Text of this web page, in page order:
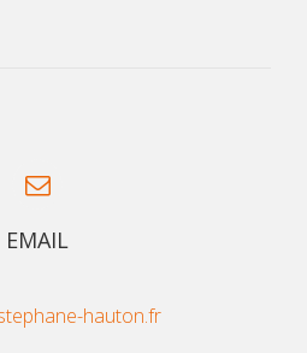
EMAIL
hauton.fr